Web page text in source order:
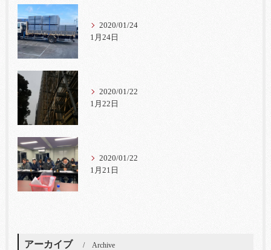
2020/01/24
1月24日
2020/01/22
1月22日
2020/01/22
1月21日
アーカイブ Archive